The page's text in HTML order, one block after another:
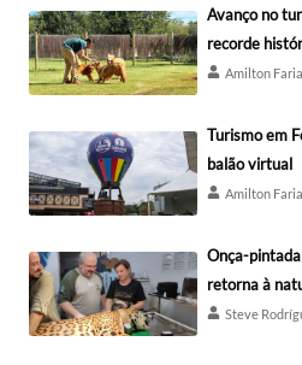
Avanço no
recorde
Amilton
Turismo em
balão virtual
Amilton
Onça-
retorna à
Steve